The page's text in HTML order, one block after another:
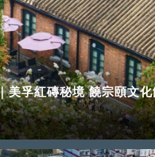
美孚紅磚秘境 饒宗頤文